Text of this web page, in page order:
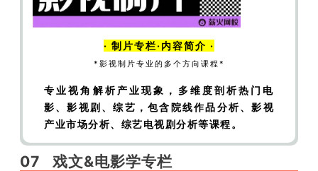
影节——戛纳电影节【导演】你必须了解的电影
节之柏林电影节——柏林电影节的诞生
柏林电影节【导演】你必须了解的电影节之柏林
电影节——2020年的柏林电影节
演】你必须了解的电影节之奥斯卡——奥斯卡与
· 制片专栏·内容简介 ·
* 影视制片专业 的多个方向课程*
专业视角解析产业现象，多维度剖析热门电
影、影视剧、综艺，包含院线作品分析、影视
产业市场分析、综艺电视剧分析等课程。
07 戏文&电影学专栏